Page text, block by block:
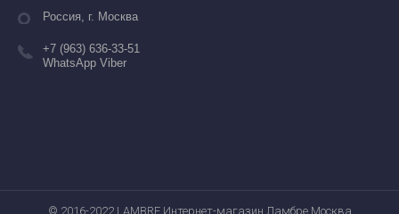
Россия, г. Москва
+7 (963) 636-33-51
WhatsApp Viber
© 2016-2022 LAMBRE Интернет-магазин Ламбре Москва